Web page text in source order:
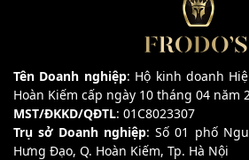
Tên Doanh nghiệp: Hộ kinh doanh
Hoàn Kiếm cấp ngày 10 tháng 04 năm
MST/ĐKKD/QĐTL: 01C8023307
Trụ sở Doanh nghiệp: Số 01 phố
Hưng Đạo, Q. Hoàn Kiếm, Tp. Hà Nội